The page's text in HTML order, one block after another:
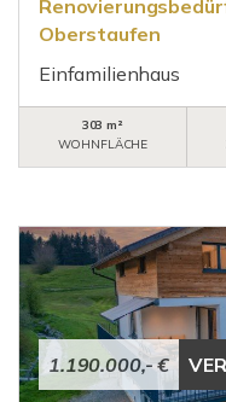
Oberstaufen
Einfamilienhaus
303 m²
WOHNFLÄCHE
1.190.000,- €